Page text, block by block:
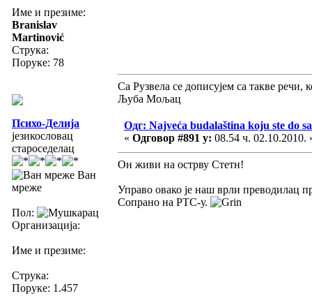
Име и презиме:
Branislav
Martinović
Струка:
Поруке: 78
Са Рузвела се дописујем са такве
Љуба Мољац
Психо-Делија
језикословац
староседелац
Ван
мреже
Пол:
Организација:
Име и презиме:
Струка:
Поруке: 1.457
Одг: Najveća budalaština koju ste do
« Одговор #891 у: 08.54 ч. 02.10.2010.
Он живи на острву Стетн!
Управо овако је наш врли преводилац
Сопрано на РТС-у.